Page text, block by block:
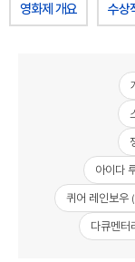
영화제 개요 수상
아이다
퀴어 레인보우
다큐멘터